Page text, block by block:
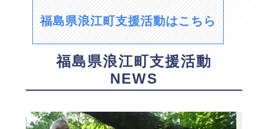
福島県浪江町支援活動はこちら
福島県浪江町支援活動
NEWS